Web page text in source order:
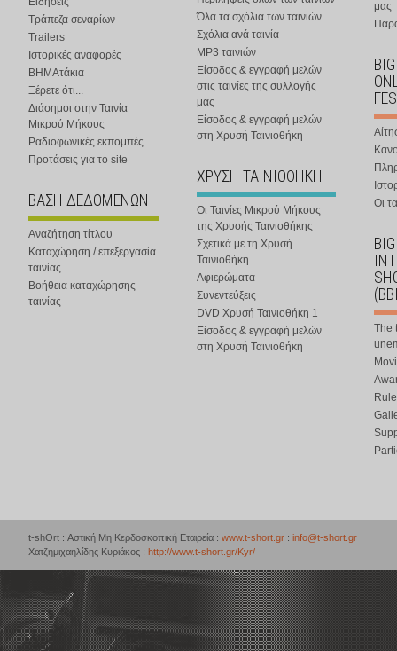
Τράπεζα σεναρίων
Trailers
Ιστορικές αναφορές
ΒΗΜΑτάκια
Ξέρετε ότι...
Διάσημοι στην Ταινία
Μικρού Μήκους
Ραδιοφωνικές εκπομπές
Προτάσεις για το site
ΒΑΣΗ ΔΕΔΟΜΕΝΩΝ
Αναζήτηση τίτλου
Καταχώρηση / επεξεργασία
ταινίας
Βοήθεια καταχώρησης
ταινίας
Όλα τα σχόλια των ταινιών
Σχόλια ανά ταινία
MP3 ταινιών
Είσοδος & εγγραφή μελών
στις ταινίες της συλλογής
μας
Είσοδος & εγγραφή μελών
στη Χρυσή Ταινιοθήκη
ΧΡΥΣΗ ΤΑΙΝΙΟΘΗΚΗ
Οι Ταινίες Μικρού Μήκους
της Χρυσής Ταινιοθήκης
Σχετικά με τη Χρυσή
Ταινιοθήκη
Αφιερώματα
Συνεντεύξεις
DVD Χρυσή Ταινιοθήκη 1
Είσοδος & εγγραφή μελών
στη Χρυσή Ταινιοθήκη
μας
Οι
The
t-shOrt : Αστική Μη Κερδοσκοπική Εταιρεία : www.t-short.gr : info@t-short.gr
Χατζημιχαηλίδης Κυριάκος : http://www.t-short.gr/Kyr/